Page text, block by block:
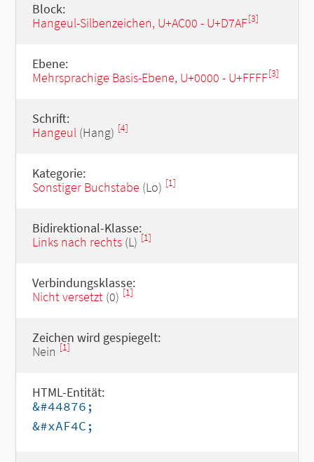
Block:
Hangeul-Silbenzeichen, U+AC00 - U+D7AF[3]
Ebene:
Mehrsprachige Basis-Ebene, U+0000 - U+FFFF[3]
Schrift:
Hangeul(Hang) [4]
Kategorie:
Sonstiger Buchstabe (Lo) [1]
Bidirektional-Klasse:
Links nach rechts(L) [1]
Verbindungsklasse:
Nicht versetzt(0) [1]
Zeichen wird gespiegelt:
Nein [1]
HTML-Entität:
&#44876;
&#xAF4C;